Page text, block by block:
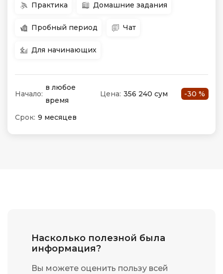
Практика Домашние задания
Пробный период Чат
Для начинающих
Начало:
в любое
время
Цена: 356 240 сум -30 %
Срок: 9 месяцев
Насколько полезной была
информация?
Вы можете оценить пользу всей